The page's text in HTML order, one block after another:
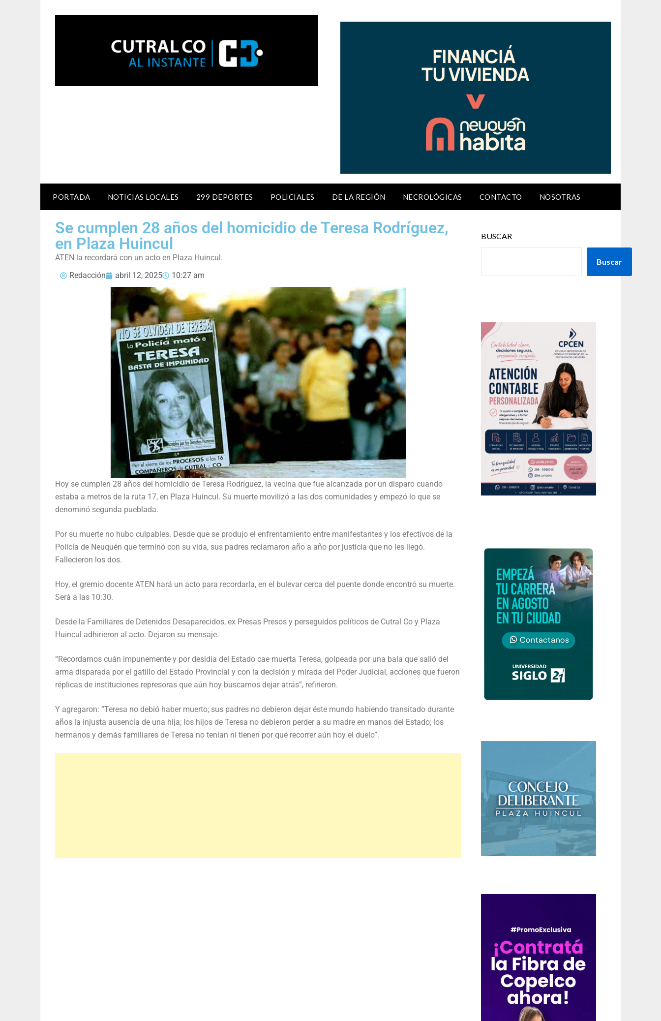
PORTADA NOTICIAS LOCALES 299 DEPORTES POLICIALES DE LA REGIÓN NECROLÓGICAS CONTACTO NOSOTRAS
Se cumplen 28 años del homicidio de Teresa Rodríguez,
en Plaza Huincul
ATEN la recordará con un acto en Plaza Huincul.
Redacción
abril 12, 2025 10:27 am
Hoy se cumplen 28 años del homicidio de Teresa Rodríguez, la vecina que fue alcanzada por un disparo cuando
estaba a metros de la ruta 17, en Plaza Huincul. Su muerte movilizó a las dos comunidades y empezó lo que se
denominó segunda pueblada.
Por su muerte no hubo culpables. Desde que se produjo el enfrentamiento entre manifestantes y los efectivos de la
Policía de Neuquén que terminó con su vida, sus padres reclamaron año a año por justicia que no les llegó.
Fallecieron los dos.
Hoy, el gremio docente ATEN hará un acto para recordarla, en el bulevar cerca del puente donde encontró su muerte.
Será a las 10:30.
Desde la Familiares de Detenidos Desaparecidos, ex Presas Presos y perseguidos políticos de Cutral Co y Plaza
Huincul adhirieron al acto. Dejaron su mensaje.
“Recordamos cuán impunemente y por desidia del Estado cae muerta Teresa, golpeada por una bala que salió del
arma disparada por el gatillo del Estado Provincial y con la decisión y mirada del Poder Judicial, acciones que fueron
réplicas de instituciones represoras que aún hoy buscamos dejar atrás”, refirieron.
Y agregaron: “Teresa no debió haber muerto; sus padres no debieron dejar éste mundo habiendo transitado durante
años la injusta ausencia de una hija; los hijos de Teresa no debieron perder a su madre en manos del Estado; los
hermanos y demás familiares de Teresa no tenían ni tienen por qué recorrer aún hoy el duelo”.
BUSCAR
Buscar